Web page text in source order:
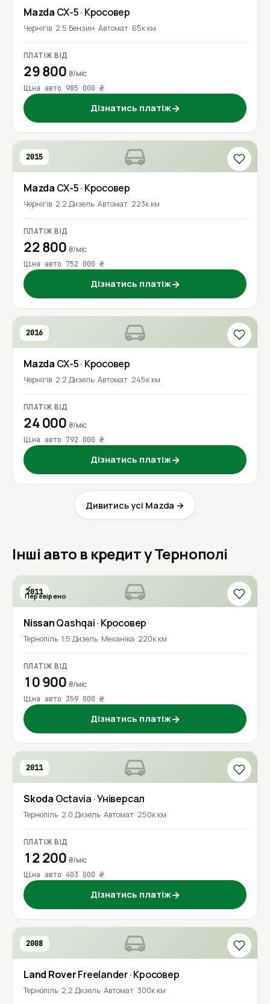
Mazda CX-5· Кросовер
Чернігів 2.5 Бензин Автомат 65к км
ПЛАТІЖ ВІД
29 800 ₴/міс
Ціна авто 985 000 ₴
Дізнатись платіж→
2015
Mazda CX-5· Кросовер
Чернігів 2.2 Дизель Автомат 223к км
ПЛАТІЖ ВІД
22 800 ₴/міс
Ціна авто 752 000 ₴
Дізнатись платіж→
2016
Mazda CX-5· Кросовер
Чернігів 2.2 Дизель Автомат 245к км
ПЛАТІЖ ВІД
24 000 ₴/міс
Ціна авто 792 000 ₴
Дізнатись платіж→
Дивитись усі Mazda →
Інші авто в кредит у Тернополі
2011
Перевірено
NissanQashqai· Кросовер
Тернопіль 1.5 Дизель Механіка 220к км
ПЛАТІЖ ВІД
10 900 ₴/міс
Ціна авто 359 000 ₴
Дізнатись платіж→
2011
Skoda Octavia · Універсал
Тернопіль 2.0 Дизель Автомат 250к км
ПЛАТІЖ ВІД
12 200 ₴/міс
Ціна авто 403 000 ₴
Дізнатись платіж→
2008
Land RoverFreelander· Кросовер
Тернопіль 2.2 Дизель Автомат 300к км